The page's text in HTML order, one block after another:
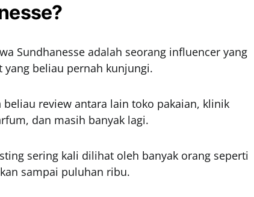
Sundhanesse adalah seorang influencer yang
beliau pernah kunjungi.
review antara lain toko pakaian, klinik
dan masih banyak lagi.
sering kali dilihat oleh banyak orang seperti
sampai puluhan ribu.